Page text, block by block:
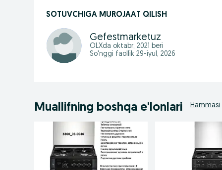
SOTUVCHIGA MUROJAAT QILISH
Gefestmarketuz
OLXda oktabr, 2021 beri
So'nggi faollik 29-iyul, 2026
Muallifning boshqa e'lonlari Hammasi